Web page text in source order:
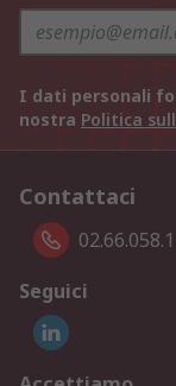
I dati personali
nostra Politica
Contattaci
02.66.058.1
Seguici